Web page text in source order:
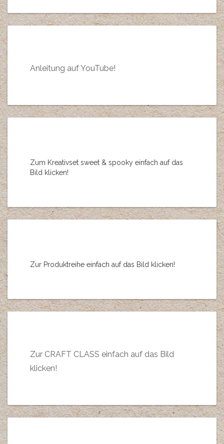
Anleitung auf YouTube!
Zum Kreativset sweet & spooky einfach auf das
Bild klicken!
Zur Produktreihe einfach auf das Bild klicken!
Zur CRAFT CLASS einfach auf das Bild
klicken!